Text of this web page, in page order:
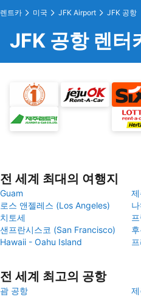
렌트카 미국 JFK Airport JFK 공항
JFK 공항 렌터
전 세계 최대의 여행지
Guam
로스 앤젤레스 (Los Angeles)
치토세
샌프란시스코 (San Francisco)
Hawaii - Oahu Island
전 세계 최고의 공항
괌 공항